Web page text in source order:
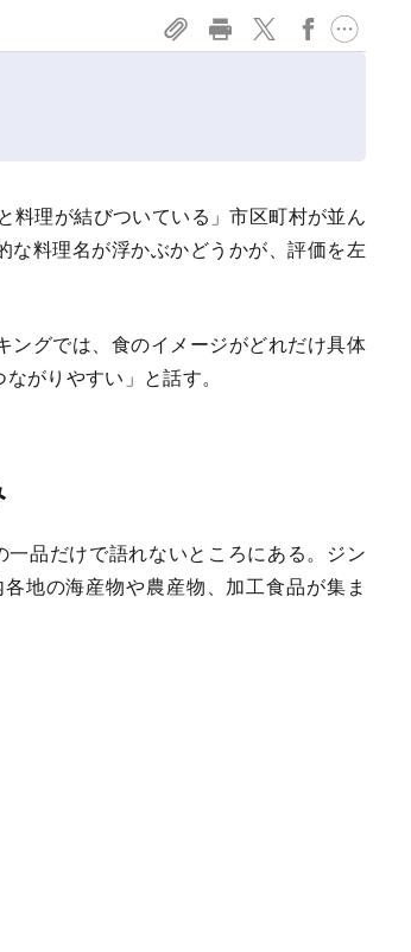
理が結びついている」市区町村が並ん
な料理名が浮かぶかどうかが、評価を左
グでは、食のイメージがどれだけ具体
がりやすい」と話す。
品だけで語れないところにある。ジン
地の海産物や農産物、加工食品が集ま